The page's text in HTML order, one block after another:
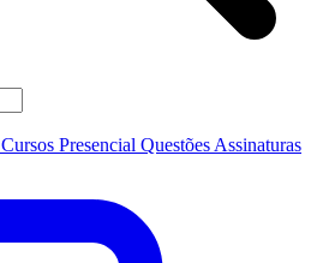
Cursos Presencial Questões Assinaturas